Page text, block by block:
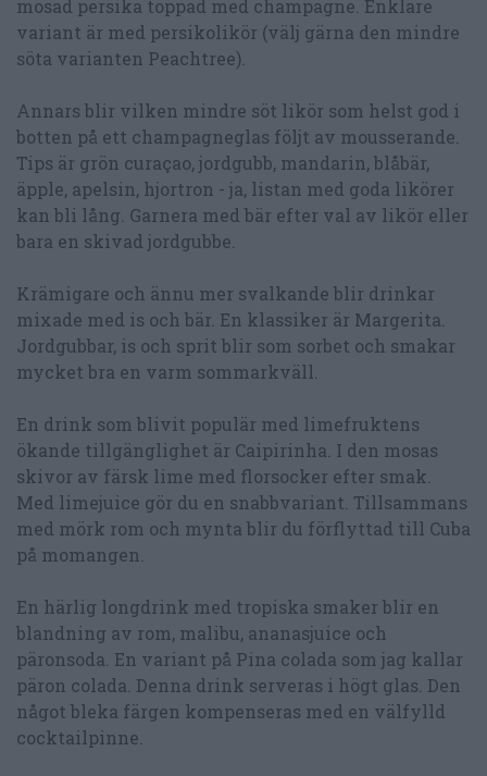
mosad persika toppad med champagne. Enklare
variant är med persikolikör (välj gärna den mindre
söta varianten Peachtree).
Annars blir vilken mindre söt likör som helst god i
botten på ett champagneglas följt av mousserande.
Tips är grön curaçao, jordgubb, mandarin, blåbär,
äpple, apelsin, hjortron - ja, listan med goda likörer
kan bli lång. Garnera med bär efter val av likör eller
bara en skivad jordgubbe.
Krämigare och ännu mer svalkande blir drinkar
mixade med is och bär. En klassiker är Margerita.
Jordgubbar, is och sprit blir som sorbet och smakar
mycket bra en varm sommarkväll.
En drink som blivit populär med limefruktens
ökande tillgänglighet är Caipirinha. I den mosas
skivor av färsk lime med florsocker efter smak.
Med limejuice gör du en snabbvariant. Tillsammans
med mörk rom och mynta blir du förflyttad till Cuba
på momangen.
En härlig longdrink med tropiska smaker blir en
blandning av rom, malibu, ananasjuice och
päronsoda. En variant på Pina colada som jag kallar
päron colada. Denna drink serveras i högt glas. Den
något bleka färgen kompenseras med en välfylld
cocktailpinne.